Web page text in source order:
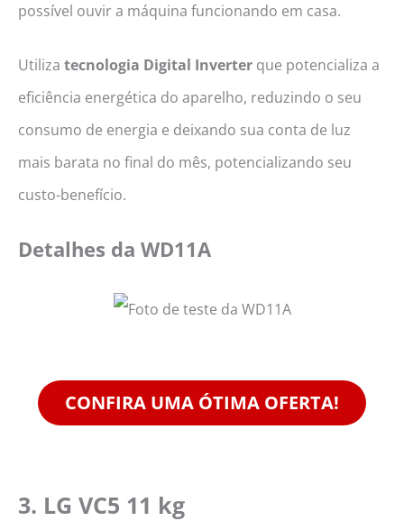
possível ouvir a máquina funcionando em casa.
Utiliza tecnologia Digital Inverter que potencializa a
eficiência energética do aparelho, reduzindo o seu
consumo de energia e deixando sua conta de luz
mais barata no final do mês, potencializando seu
custo-benefício.
Detalhes da WD11A
CONFIRA UMA ÓTIMA OFERTA!
3. LG VC5 11 kg